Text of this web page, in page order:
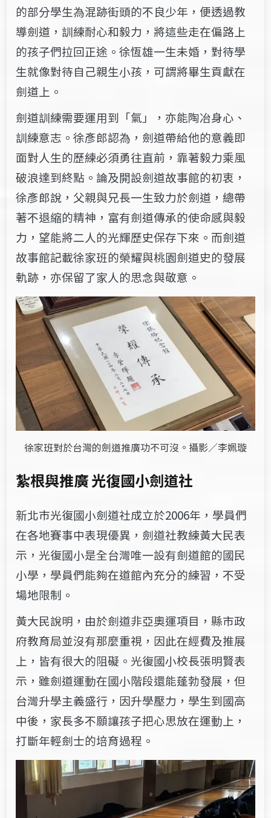
的​部分​​學生​​為混跡街頭的不良少年，​便透過​教
導劍道，訓練耐心和毅力，將這些走在偏路上
的孩子們拉回正途。​徐恆雄一生未婚，​對待學
生就像對待自己親生小孩，可謂將畢生貢獻在
劍道上。
劍道訓練需要運用到「氣」，亦能陶冶身心、
訓練意志。徐彥郎認為​，​劍道帶給他的意義​即
面對​​​人生的歷練必須勇往直前，靠著毅力乘風
破浪達到終點。論及開設劍道故事館的初衷，
徐彥郎說，父親與兄長一生致力於劍道，總帶
著不退縮的精神，​富有劍道傳承的使命感與毅
力，望能​將​​二人的光輝​歷史保存下來。而劍道
故事館記載徐家班的榮耀與桃園劍道史的發展
軌跡，亦​保留了​​家人的思念與敬意。
徐家班對於台灣的劍道推廣功不可沒。攝影／李姵璇
紮根與推廣 光復國小劍道社
新北市光復國小劍道社成立於2006年，學員們
在各地賽事中表現優異，劍道社教練黃大民表
示，光復國小是全台灣唯一設有劍道館的國民
小學，學員們能夠在道館內充分的練習，不受
場地限制。
黃大民說明，由於劍道非亞奧運項目，縣市政
府教育局並沒有那麼重視，因此在經費及推展
上​，皆有​很大的阻礙。光復國小校長張明賢表
示，雖​劍道運動​在國小階段還能蓬勃發展，但
台灣升學主義盛行，因升學壓力，學生到​​國高
中後​，​家長多不願讓孩子把心思放在運動上，
打斷年輕劍士的培育過程。